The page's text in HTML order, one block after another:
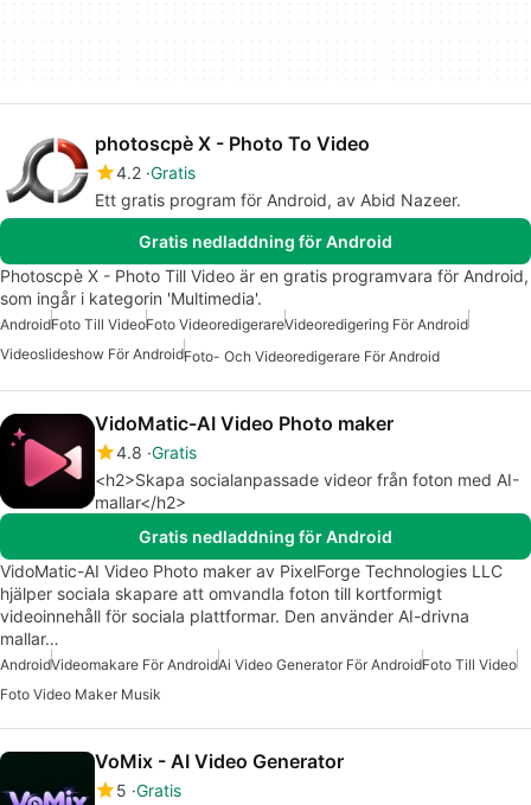
photoscpè X - Photo To Video
4.2 Gratis
Ett gratis program för Android, av Abid Nazeer.
Gratis nedladdning för Android
Photoscpè X - Photo Till Video är en gratis programvara för Android,
som ingår i kategorin 'Multimedia'.
AndroidFoto Till VideoFoto VideoredigerareVideoredigering För Android
Videoslideshow För AndroidFoto- Och Videoredigerare För Android
VidoMatic-AI Video Photo maker
4.8 Gratis
<h2>Skapa socialanpassade videor från foton med AI-
mallar</h2>
Gratis nedladdning för Android
VidoMatic-AI Video Photo maker av PixelForge Technologies LLC
hjälper sociala skapare att omvandla foton till kortformigt
videoinnehåll för sociala plattformar. Den använder AI-drivna
mallar…
AndroidVideomakare För AndroidAi Video Generator För AndroidFoto Till Video
Foto Video Maker Musik
VoMix - AI Video Generator
5 Gratis